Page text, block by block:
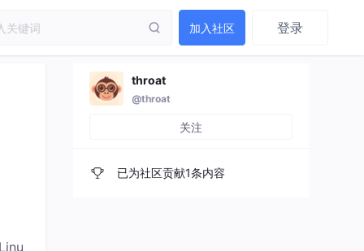
加入社区 登录
throat
@throat
关注
已为社区贡献1条内容